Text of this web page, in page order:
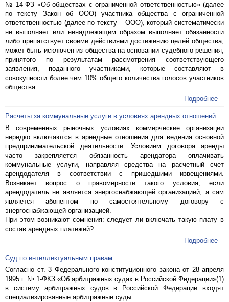
№ 14-ФЗ «Об обществах с ограниченной ответственностью» (далее
по тексту Закон об ООО) участника общества с ограниченной
ответственностью (далее по тексту – ООО), который систематически
не выполняет или ненадлежащим образом выполняет обязанности
либо препятствует своими действиями достижению целей общества,
может быть исключен из общества на основании судебного решения,
принятого по результатам рассмотрения соответствующего
заявления, поданного участниками, которые составляют в
совокупности более чем 10% общего количества голосов участников
общества.
Подробнее
Расчеты за коммунальные услуги в условиях арендных отношений
В современных рыночных условиях коммерческие организации
нередко включаются в арендные отношения для ведения основной
предпринимательской деятельности. Условием договора аренды
часто закрепляется обязанность арендатора оплачивать
коммунальные услуги, направляя средства на расчетный счет
арендодателя в соответствии с пришедшими извещениями.
Возникает вопрос о правомерности такого условия, если
арендодатель не является энергоснабжающей организацией, а сам
является абонентом по самостоятельному договору с
энергоснабжающей организацией.
При этом возникают сомнения: следует ли включать такую плату в
состав арендных платежей?
Подробнее
Суд по интеллектуальным правам
Согласно ст. 3 Федерального конституционного закона от 28 апреля
1995 г. № 1-ФКЗ «Об арбитражных судах в Российской Федерации»(1)
в систему арбитражных судов в Российской Федерации входят
специализированные арбитражные суды.